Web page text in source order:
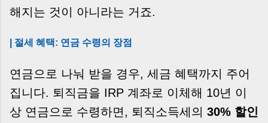
해지는 것이 아니라는 거죠.
| 절세 혜택: 연금 수령의 장점
연금으로 나눠 받을 경우, 세금 혜택까지 주어
집니다. 퇴직금을 IRP 계좌로 이체해 10년 이
상 연금으로 수령하면, 퇴직소득세의 30% 할인